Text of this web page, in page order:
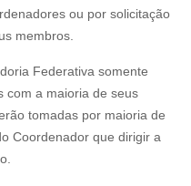
ou por solicitação
membros.
Federativa somente
com a maioria de seus
tomadas por maioria de
Coordenador que dirigir a